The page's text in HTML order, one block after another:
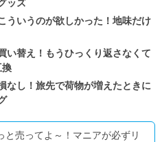
ッズ
ういうのが欲しかった！地味だけ
い替え！もうひっくり返さなくて
なし！旅先で荷物が増えたときに
と売ってよ～！マニアが必ずリ